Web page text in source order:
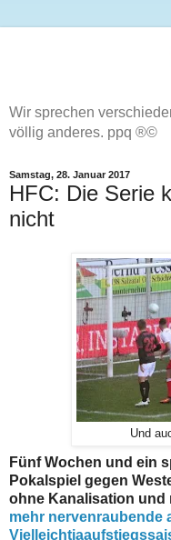
Wir sprechen
völlig anderes. ppq ®©
Samstag, 28. Januar 2017
HFC: Die Serie
nicht
Und
Fünf Wochen und ein
Pokalspiel gegen
ohne Kanalisation und
mehr nervenraubende